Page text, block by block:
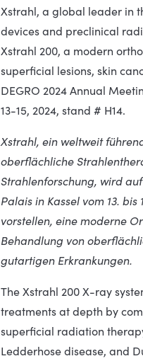
Xstrahl, a global leader in
devices and preclinical
Xstrahl 200, a modern
superficial lesions, skin
DEGRO 2024 Annual
13-15, 2024, stand # H14.
Xstrahl, ein weltweit
oberflächliche
Strahlenforschung, wird
Palais in Kassel vom 13.
vorstellen, eine moderne
Behandlung von
gutartigen Erkrankungen.
The Xstrahl 200 X-ray
treatments at depth by
superficial radiation
Ledderhose disease, and